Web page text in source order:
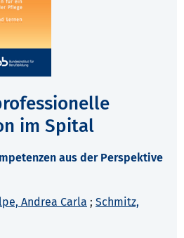
im Spital
aus der Perspektive
Andrea Carla ; Schmitz,